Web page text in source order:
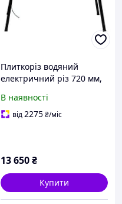
Плиткоріз водяний
електричний різ 720 мм,
підлоговий
В наявності
від2275₴/міс
13 650₴
Купити